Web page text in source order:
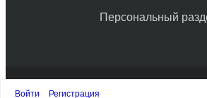
Персональный
© Интернет-магазин христианских
Войти Регистрация